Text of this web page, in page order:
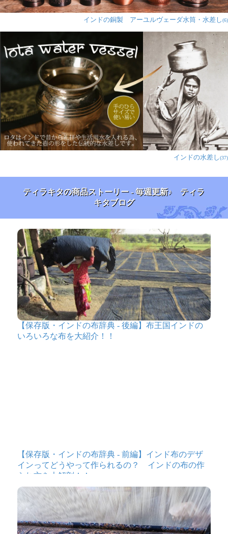
インドの銅製 アーユルヴェーダ水筒・水差し(6)
インドの水差し(37)
ティラキタの商品ストーリー - 毎週更新♪ ティラ
キタブログ
【保存版・インドの布辞典 - 後編】布王国インドの
いろいろな布を大紹介！！
【保存版・インドの布辞典 - 前編】インド布のデザ
インってどうやって作られるの？ インドの布の作
られ方を大解剖！！